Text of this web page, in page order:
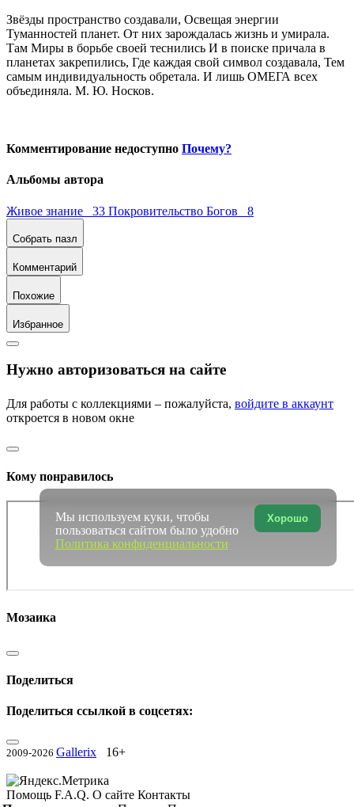
Звёзды пространство создавали, Освещая энергии
Туманностей планет. От них зарождалась жизнь и умирала.
Там Миры в борьбе своей теснились И в поиске причала в
планетах закрепились, Где каждая свой символ создавала, Тем
самым индивидуальность обретала. И лишь ОМЕГА всех
объединяла. М. Ю. Носков.
Комментирование недоступно Почему?
Альбомы автора
Живое знание 33 Покровительство Богов 8
Собрать пазл
Комментарий
Похожие
Избранное
Нужно авторизоваться на сайте
Для работы с коллекциями – пожалуйста, войдите в аккаунт
откроется в новом окне
Кому понравилось
Мозаика
Поделиться
Поделиться ссылкой в соцсетях:
2009-2026 Gallerix 16+
Помощь F.A.Q. О сайте Контакты
Хорошо
Мы используем куки, чтобы
пользоваться сайтом было удобно
Политика конфиденциальности